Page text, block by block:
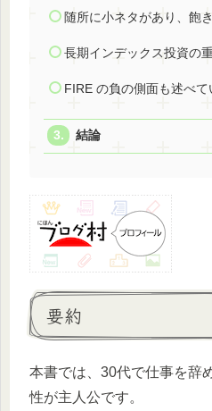
随所に小ネタがあり、飽
長期インデックス投資の
FIRE の負の側面も述べて
結論
要約
本書では、30代で仕事を辞
性が主人公です。